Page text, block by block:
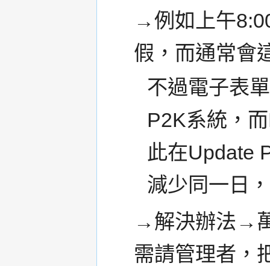
→例如上午
假，而通常會
不過電子表
P2K系統，
此在Update
減少同一日
→解決辦法→
需請管理者，